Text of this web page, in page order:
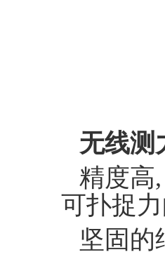
无线测
精度高
可扑捉
坚固的